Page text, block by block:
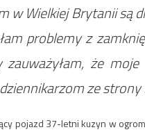
w Wielkiej Brytanii są
problemy z
że
ze strony
pojazd 37-letni kuzyn w